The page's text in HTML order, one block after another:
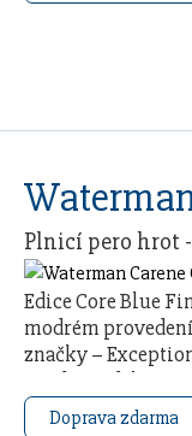
Plnicí pero hrot
Edice Core Blue
modrém
značky –
Každý model
Doprava zdarma